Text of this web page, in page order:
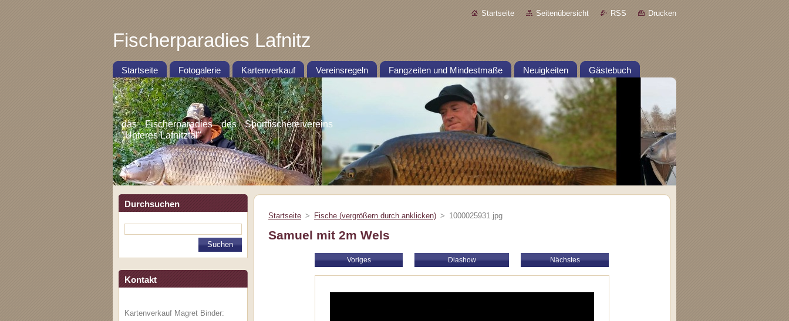
Startseite Seitenübersicht RSS Drucken
Fischerparadies Lafnitz
Startseite Fotogalerie Kartenverkauf Vereinsregeln Fangzeiten und Mindestmaße Neuigkeiten Gästebuch
das Fischerparadies des Sportfischereivereins
"Unteres Lafnitztal"
Durchsuchen
Kontakt
Kartenverkauf Magret Binder:
Startseite > Fische (vergrößern durch anklicken) > 1000025931.jpg
Samuel mit 2m Wels
Voriges Diashow Nächstes